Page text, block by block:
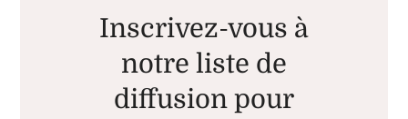
Inscrivez-vous à
notre liste de
diffusion pour